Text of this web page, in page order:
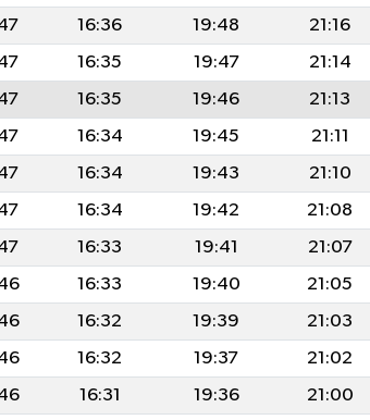
16:36 19:48
21:16
16:35 19:47
21:14
16:35 19:46
21:13
16:34 19:45
21:11
16:34 19:43
21:10
16:34 19:42
21:08
16:33 19:41
21:07
16:33 19:40
21:05
16:32 19:39
21:03
16:32 19:37
21:02
16:31 19:36
21:00